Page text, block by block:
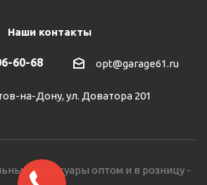
Наши контакты
60-68 opt@garage61.ru
на-Дону, ул. Доватора 201
аксессуары оптом и в розницу -